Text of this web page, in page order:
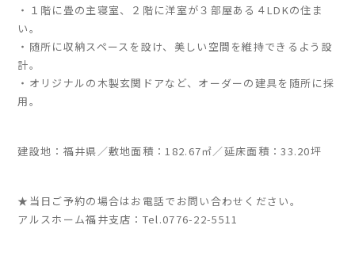
家づくりの流れ
よくあるご質問
企業情報
採用情報
暮らしの器
・１階に畳の主寝室、２階に洋室が３部屋ある４LDKの住ま
い。
・随所に収納スペースを設け、美しい空間を維持できるよう設
計。
・オリジナルの木製玄関ドアなど、オーダーの建具を随所に採
用。
建設地：福井県／敷地面積：182.67㎡／延床面積：33.20坪
★当日ご予約の場合はお電話でお問い合わせください。
アルスホーム福井支店： Tel.0776-22-5511